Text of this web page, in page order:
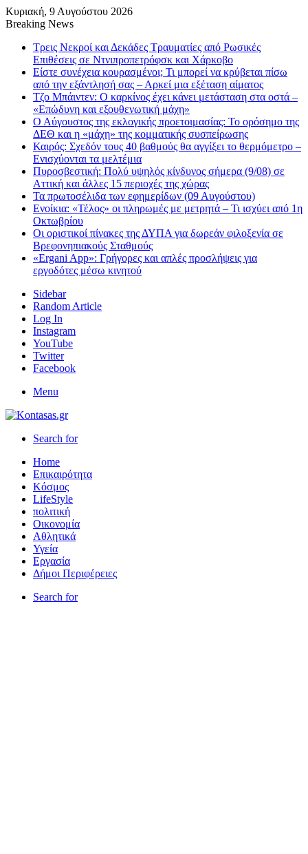
Κυριακή, 9 Αυγούστου 2026
Breaking News
Τρεις Νεκροί και Δεκάδες Τραυματίες από Ρωσικές
Επιθέσεις σε Ντνιπροπετρόφσκ και Χάρκοβο
Είστε συνέχεια κουρασμένοι; Τι μπορεί να κρύβεται πίσω
από την εξάντλησή σας – Αρκεί μια εξέταση αίματος
Τζο Μπάιντεν: Ο καρκίνος έχει κάνει μετάσταση στα οστά –
«Επώδυνη και εξουθενωτική μάχη»
Ο Αύγουστος της εκλογικής προετοιμασίας: Το ορόσημο της
ΔΕΘ και η «μάχη» της κομματικής συσπείρωσης
Καιρός: Σχεδόν τους 40 βαθμούς θα αγγίξει το θερμόμετρο –
Ενισχύονται τα μελτέμια
Πυροσβεστική: Πολύ υψηλός κίνδυνος σήμερα (9/08) σε
Αττική και άλλες 15 περιοχές της χώρας
Τα πρωτοσέλιδα των εφημερίδων (09 Αυγούστου)
Ενοίκια: «Τέλος» οι πληρωμές με μετρητά – Τι ισχύει από 1η
Οκτωβρίου
Οι οριστικοί πίνακες της ΔΥΠΑ για δωρεάν φιλοξενία σε
Βρεφονηπιακούς Σταθμούς
«Ergani App»: Γρήγορες και απλές προσλήψεις για
εργοδότες μέσω κινητού
Sidebar
Random Article
Log In
Instagram
YouTube
Twitter
Facebook
Menu
Search for
Home
Επικαιρότητα
Κόσμος
LifeStyle
πολιτική
Οικονομία
Αθλητικά
Υγεία
Εργασία
Δήμοι Περιφέρειες
Search for